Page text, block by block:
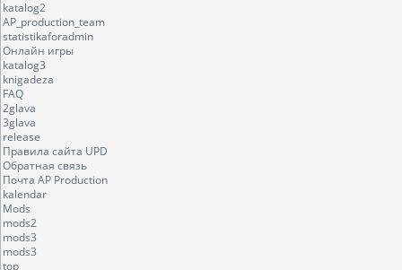
katalog2
AP_production_team
statistikaforadmin
Онлайн игры
katalog3
knigadeza
FAQ
2glava
3glava
release
Правила сайта UPD
Обратная связь
Почта AP Production
kalendar
Mods
mods2
mods3
mods3
top